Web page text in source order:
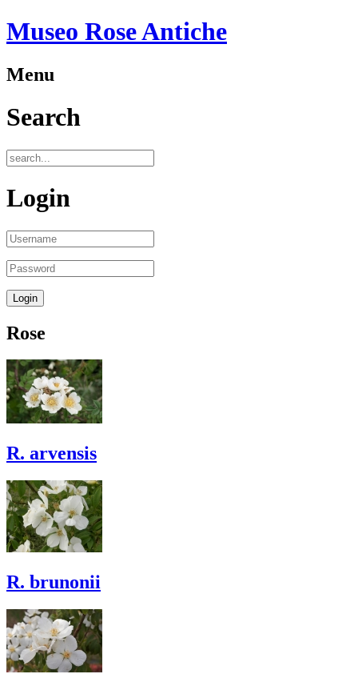
Museo Rose Antiche
Menu
Search
Login
Rose
R. arvensis
R. brunonii